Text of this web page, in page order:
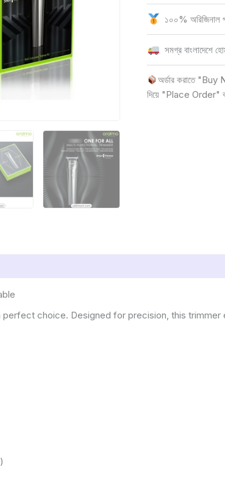
১০০% অরিজিনাল
সমগ্র বাংলাদেশে
অর্ডার করাতে "Buy
দিয়ে "Place Order"
perfect choice. Designed for precision, this